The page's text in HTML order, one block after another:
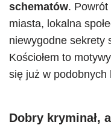
schematów.
miasta, lokalna
niewygodne sekrety
Kościołem to
się już w podobnych
Dobry kryminał,